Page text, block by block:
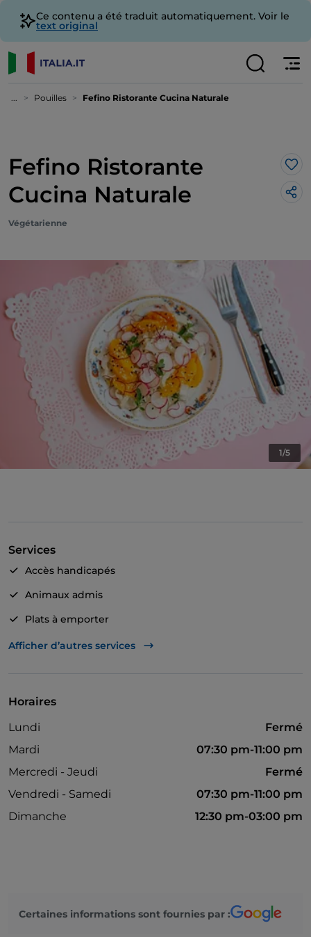
Ce contenu a été traduit automatiquement. Voir le
text original
... Pouilles Fefino Ristorante Cucina Naturale
Fefino Ristorante
Cucina Naturale
Végétarienne
1/5
Services
Accès handicapés
Animaux admis
Plats à emporter
Guichet automatique
Wi-Fi
Afficher d’autres services
Horaires
Lundi
Fermé
Mardi
07:30 pm-11:00 pm
Mercredi - Jeudi
Fermé
Vendredi - Samedi
07:30 pm-11:00 pm
Dimanche
12:30 pm-03:00 pm
Certaines informations sont fournies par :